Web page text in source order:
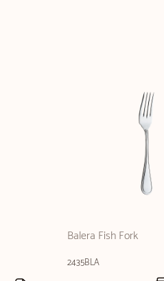
Balera Fish Fork
2435BLA